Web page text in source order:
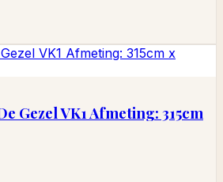
Gezel VK1 Afmeting: 315cm